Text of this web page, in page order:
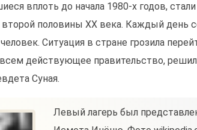
вплоть до начала 1980-х годов,
половины XX века. Каждый день
Ситуация в стране грозила
действующее правительство,
Суная.
Левый лагерь был